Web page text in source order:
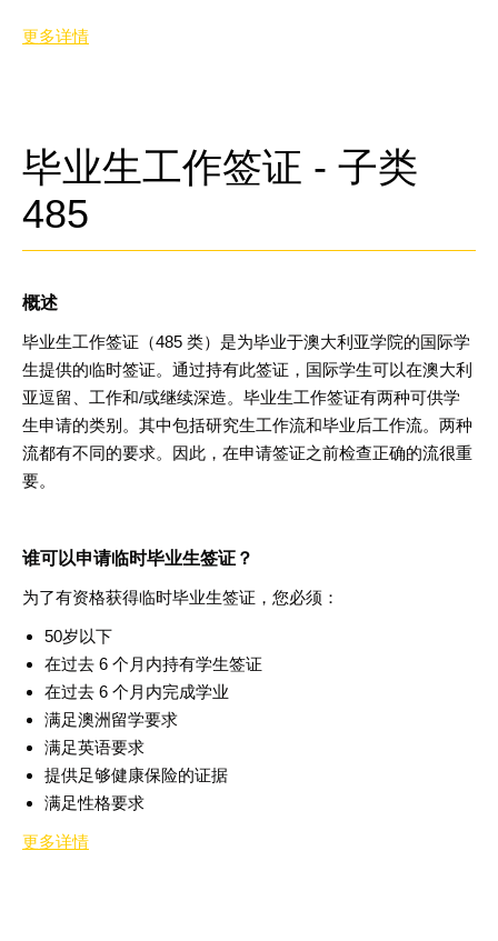
更多详情
毕业生工作签证 - 子类
485
概述
毕业生工作签证（485 类）是为毕业于澳大利亚学院的国际学
生提供的临时签证。通过持有此签证，国际学生可以在澳大利
亚逗留、工作和/或继续深造。毕业生工作签证有两种可供学
生申请的类别。其中包括研究生工作流和毕业后工作流。两种
流都有不同的要求。因此，在申请签证之前检查正确的流很重
要。
谁可以申请临时毕业生签证 ？
为了有资格获得临时毕业生签证，您必须 ：
50岁以下
在过去 6 个月内持有学生签证
在过去 6 个月内完成学业
满足澳洲留学要求
满足英语要求
提供足够健康保险的证据
满足性格要求
更多详情